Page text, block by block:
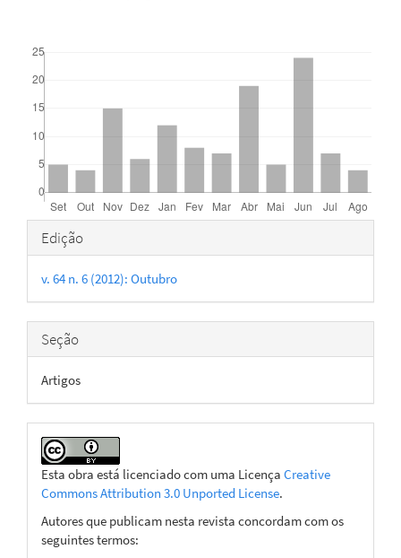
Detalhes
do
artigo
Edição
v. 64 n. 6 (2012): Outubro
Seção
Artigos
Esta obra está licenciado com uma Licença Creative
Commons Attribution 3.0 Unported License.
Autores que publicam nesta revista concordam com os
seguintes termos: